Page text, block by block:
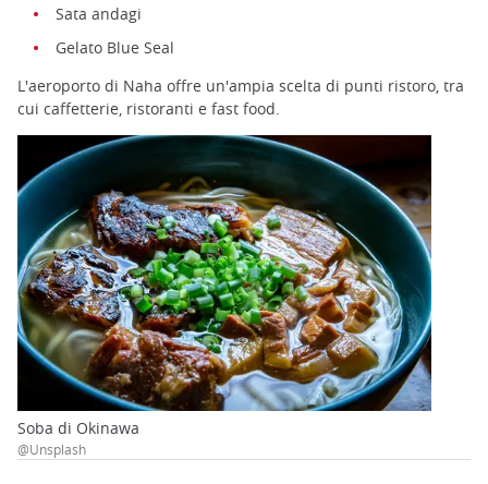
Sata andagi
Gelato Blue Seal
L'aeroporto di Naha offre un'ampia scelta di punti ristoro, tra
cui caffetterie, ristoranti e fast food.
Soba di Okinawa
@Unsplash